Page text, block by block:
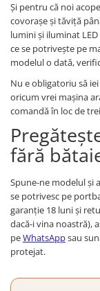
Și pentru că noi
covorașe și tăviță
lumini și iluminat
ce se potrivește pe
modelul o dată,
Nu e obligatoriu să
oricum vrei mașina
comandă în loc de
fără
Spune-ne modelul și
se potrivesc pe
garanție 18 luni și
dacă-i vina noastră),
peWhatsAppsau
protejat.